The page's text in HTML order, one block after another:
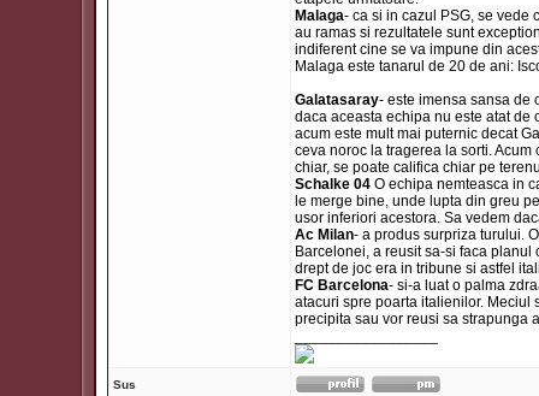
Malaga- ca si in cazul PSG, se
au ramas si rezultatele sunt
indiferent cine se va impune din
Malaga este tanarul de 20 de ani:
Galatasaray- este imensa sansa de
daca aceasta echipa nu este atat
acum este mult mai puternic decat
ceva noroc la tragerea la sorti.
chiar, se poate califica chiar pe
Schalke 04 O echipa nemteasca in
le merge bine, unde lupta din greu
usor inferiori acestora. Sa vedem
Ac Milan- a produs surpriza turului.
Barcelonei, a reusit sa-si faca
drept de joc era in tribune si astfel
FC Barcelona- si-a luat o palma
atacuri spre poarta italienilor. Meciul
precipita sau vor reusi sa strapunga
Sus